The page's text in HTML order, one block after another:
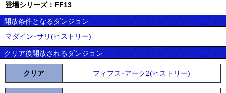
登場シリーズ：FF13
開放条件となるダンジョン
マダイン･サリ(ヒストリー)
クリア後開放されるダンジョン
クリア フィフス･アーク2(ヒストリー)